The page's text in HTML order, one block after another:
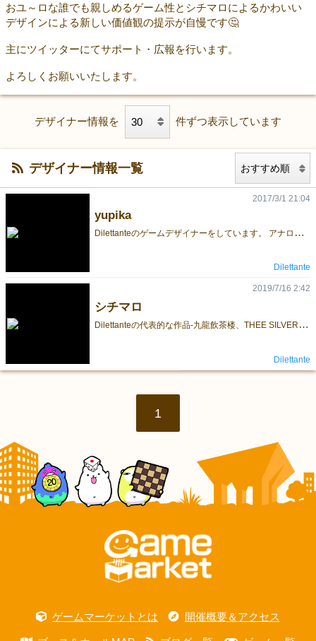
おユ～ロな誰でも親しめるゲーム性とシチマロによるかわいい
デザインによる新しい価値観の提示が自慢です🤔
主にツイッターにてサポート・広報を行います。
よろしくお願いいたします。
デザイナー情報を 件ずつ表示しています
デザイナー情報一覧
yupika
D
ilettanteのゲームデザイナーをしています。 アナログに限らず「ゲーム」に対する新しい何かを求めています。 兼業ゲームデザイナー、レビュー家、翻訳家（ローカライゼーショニスト）として一部で有名です。 知らん人は名前だけでも憶えて帰ってください。
2017/3/1 21:04
Dilettante
シチマロ
D
ilettanteの代表的な作品-九龍飲茶楼、THEE SILVER BULLET、トマトラキュラ- の印象的なデザインを行うイラストレーター・デザイナーのシチマロ。 ポートフォリオは以下になります、ご依頼等お待ちしております。 シチマロのポートフォリオ
2019/7/16 2:42
Dilettante
1
ゲームマーケットとは 開催概要＆アクセス